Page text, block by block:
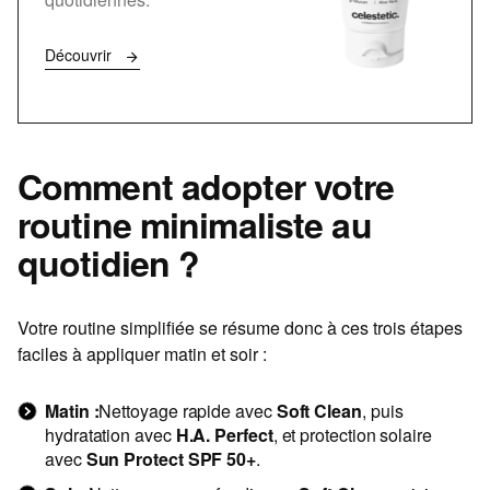
Découvrir
Comment adopter votre
routine minimaliste au
quotidien ?
Votre routine simplifiée se résume donc à ces trois étapes
faciles à appliquer matin et soir :
Matin :Nettoyage rapide avecSoft Clean, puis
hydratation avec H.A. Perfect, et protection solaire
avecSun Protect SPF 50+.